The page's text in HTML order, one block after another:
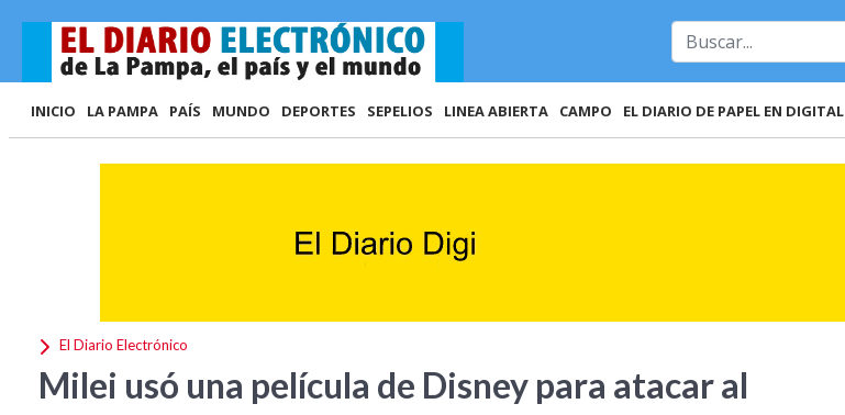
INICIO LA PAMPA PAÍS MUNDO DEPORTES SEPELIOS LINEA ABIERTA CAMPO EL DIARIO DE PAPEL EN DIGITAL
El Diario Electrónico
Milei usó una película de Disney para atacar al